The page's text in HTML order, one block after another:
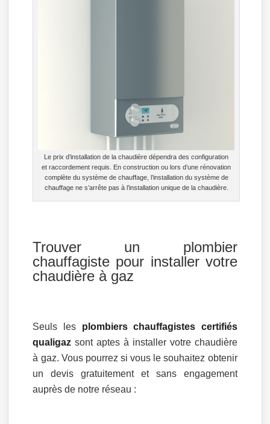
Le prix d’installation de la chaudière dépendra des configuration
et raccordement requis. En construction ou lors d’une rénovation
complète du système de chauffage, l’installation du système de
chauffage ne s’arrête pas à l’installation unique de la chaudière.
Trouver un plombier
chauffagiste pour installer votre
chaudière à gaz
Seuls les plombiers chauffagistes certifiés
qualigaz sont aptes à installer votre chaudière
à gaz. Vous pourrez si vous le souhaitez obtenir
un devis gratuitement et sans engagement
auprès de notre réseau :